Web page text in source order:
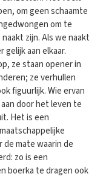
om geen schaamte
om te
zijn. Als we naakt
aan elkaar.
ze staan opener in
ze verhullen
figuurlijk. Wie ervan
door het leven te
Het is een
mate waarin de
zo is een
boerka te dragen ook